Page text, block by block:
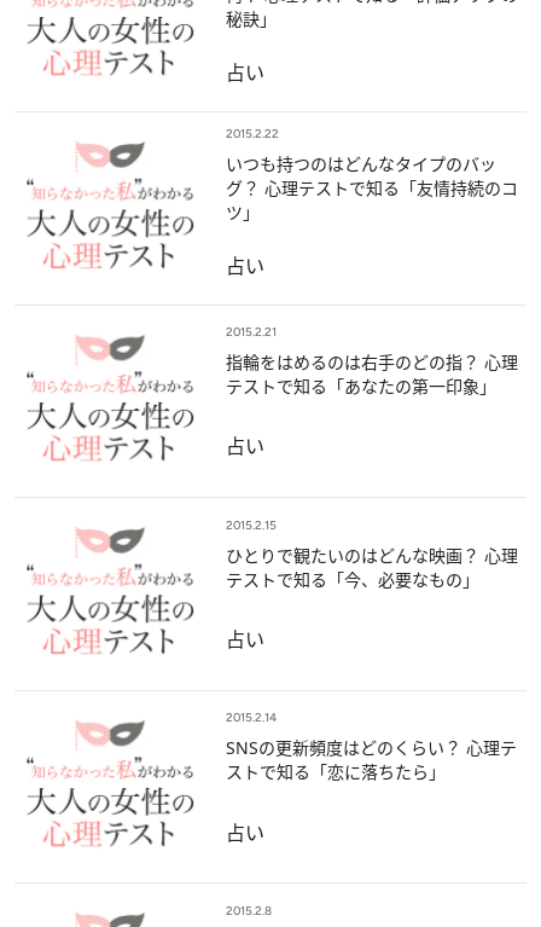
秘訣」
占い
2015.2.22
いつも持つのはどんなタイプのバッ
グ？ 心理テストで知る「友情持続のコ
ツ」
占い
2015.2.21
指輪をはめるのは右手のどの指？ 心理
テストで知る「あなたの第一印象」
占い
2015.2.15
ひとりで観たいのはどんな映画？ 心理
テストで知る「今、必要なもの」
占い
2015.2.14
SNSの更新頻度はどのくらい？ 心理テ
ストで知る「恋に落ちたら」
占い
2015.2.8